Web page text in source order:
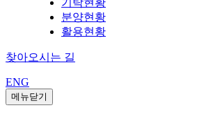
분양현황
활용현황
찾아오시는 길
ENG
메뉴닫기